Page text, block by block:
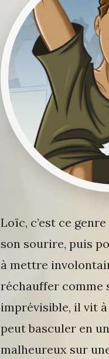
Loïc, c’est ce
son sourire, puis
à mettre
réchauffer comme
imprévisible, il vit
peut basculer en
malheureux sur